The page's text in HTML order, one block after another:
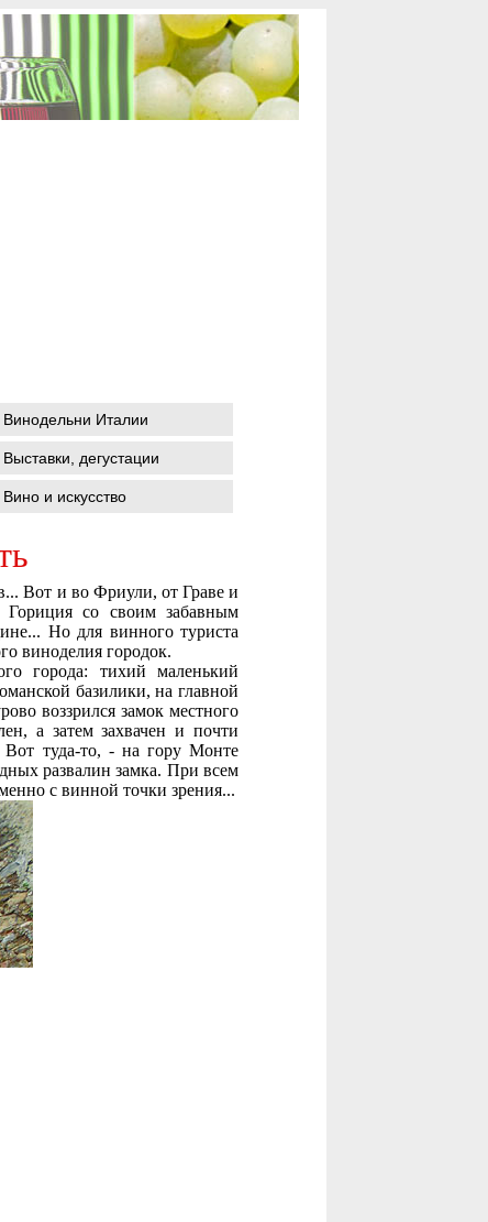
Винодельни Италии
Выставки, дегустации
Вино и искусство
Вот и во Фриули, от Граве и
Гориция со своим забавным
Но для винного туриста
виноделия городок.
города: тихий маленький
базилики, на главной
воззрился замок местного
а затем захвачен и почти
туда-то, - на гору Монте
развалин замка. При всем
с винной точки зрения...